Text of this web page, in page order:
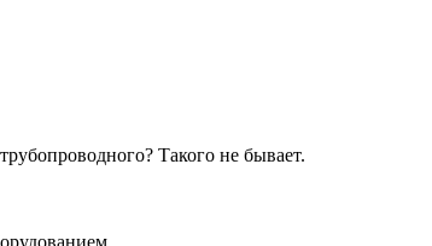
Такого не бывает.